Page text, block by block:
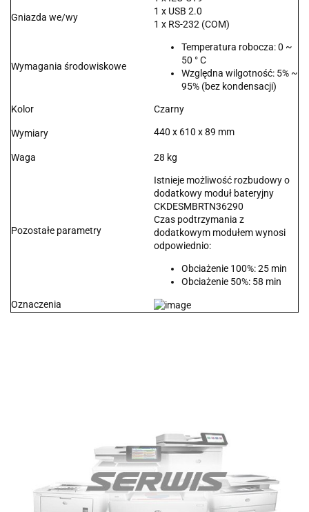
Gniazda we/wy
1 x USB 2.0
1 x RS-232 (COM)
Wymagania środowiskowe
Temperatura robocza: 0 ~
50 ° C
Względna wilgotność: 5% ~
95% (bez kondensacji)
Kolor Czarny
Wymiary 440 x 610 x 89 mm
Waga 28 kg
Pozostałe parametry
Istnieje możliwość rozbudowy o
dodatkowy moduł bateryjny
CKDESMBRTN36290
Czas podtrzymania z
dodatkowym modułem wynosi
odpowiednio:
Obciażenie 100%: 25 min
Obciażenie 50%: 58 min
Oznaczenia